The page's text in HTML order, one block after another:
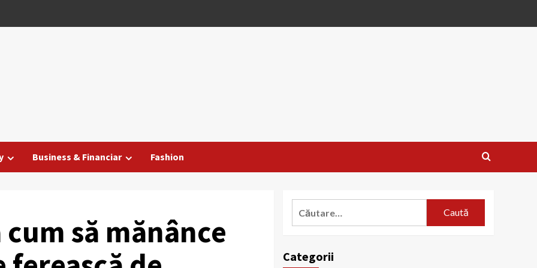
Business & Financiar Fashion
să mănânce
Categorii